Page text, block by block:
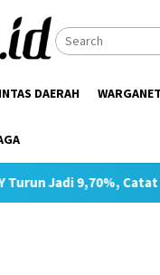
DAERAH WARGANET
Catat Rekor